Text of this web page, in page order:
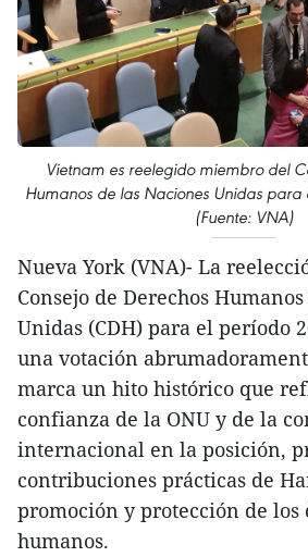
Vietnam es reelegido miembro del
Humanos de las Naciones Unidas
(Fuente: VNA)
Nueva York (VNA)- La
Consejo de Derechos
Unidas (CDH) para el período
una votación
marca un hito histórico que
confianza de la ONU y de la
internacional en la posición,
contribuciones prácticas de
promoción y protección de los
humanos.